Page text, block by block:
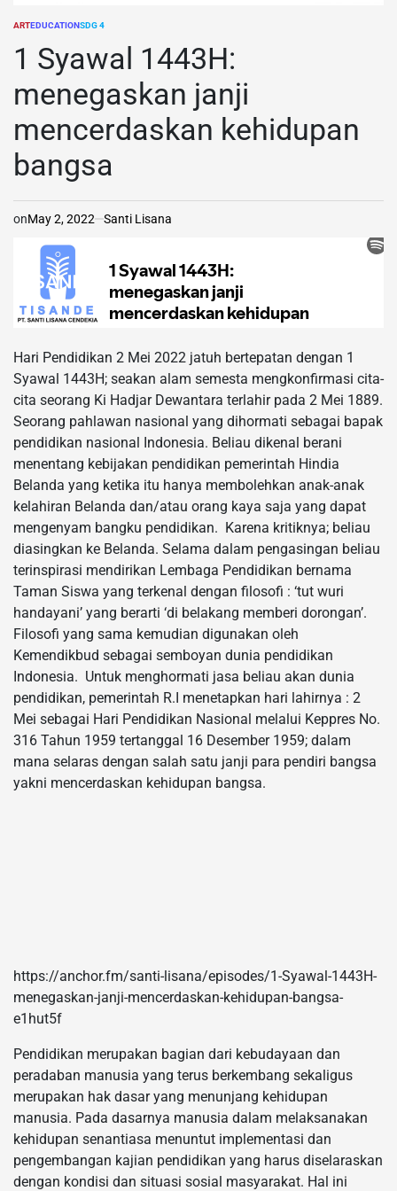
POSTED
ARTEDUCATIONSDG 4
1 Syawal 1443H:
menegaskan janji
mencerdaskan kehidupan
bangsa
onMay 2, 2022 Santi Lisana
Hari Pendidikan 2 Mei 2022 jatuh bertepatan dengan 1
Syawal 1443H; seakan alam semesta mengkonfirmasi cita-
cita seorang Ki Hadjar Dewantara terlahir pada 2 Mei 1889.
Seorang pahlawan nasional yang dihormati sebagai bapak
pendidikan nasional Indonesia. Beliau dikenal berani
menentang kebijakan pendidikan pemerintah Hindia
Belanda yang ketika itu hanya membolehkan anak-anak
kelahiran Belanda dan/atau orang kaya saja yang dapat
mengenyam bangku pendidikan. Karena kritiknya; beliau
diasingkan ke Belanda. Selama dalam pengasingan beliau
terinspirasi mendirikan Lembaga Pendidikan bernama
Taman Siswa yang terkenal dengan filosofi : ‘tut wuri
handayani’ yang berarti ‘di belakang memberi dorongan’.
Filosofi yang sama kemudian digunakan oleh
Kemendikbud sebagai semboyan dunia pendidikan
Indonesia. Untuk menghormati jasa beliau akan dunia
pendidikan, pemerintah R.I menetapkan hari lahirnya : 2
Mei sebagai Hari Pendidikan Nasional melalui Keppres No.
316 Tahun 1959 tertanggal 16 Desember 1959; dalam
mana selaras dengan salah satu janji para pendiri bangsa
yakni mencerdaskan kehidupan bangsa.
https://anchor.fm/santi-lisana/episodes/1-Syawal-1443H-
menegaskan-janji-mencerdaskan-kehidupan-bangsa-
e1hut5f
Pendidikan merupakan bagian dari kebudayaan dan
peradaban manusia yang terus berkembang sekaligus
merupakan hak dasar yang menunjang kehidupan
manusia. Pada dasarnya manusia dalam melaksanakan
kehidupan senantiasa menuntut implementasi dan
pengembangan kajian pendidikan yang harus diselaraskan
dengan kondisi dan situasi sosial masyarakat. Hal ini